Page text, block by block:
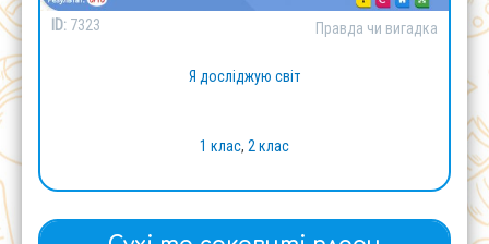
ID: 7323 Правда чи вигадка
Я досліджую світ
1 клас, 2 клас